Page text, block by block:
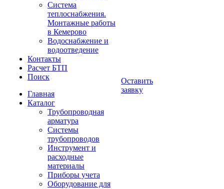
Система
теплоснабжения.
Монтажные работы
в Кемерово
Водоснабжение и
водоотведение
Контакты
Расчет БТП
Поиск
Главная
Каталог
Трубопроводная
арматура
Системы
трубопроводов
Инструмент и
расходные
материалы
Приборы учета
Оборудование для
Оставить
заявку